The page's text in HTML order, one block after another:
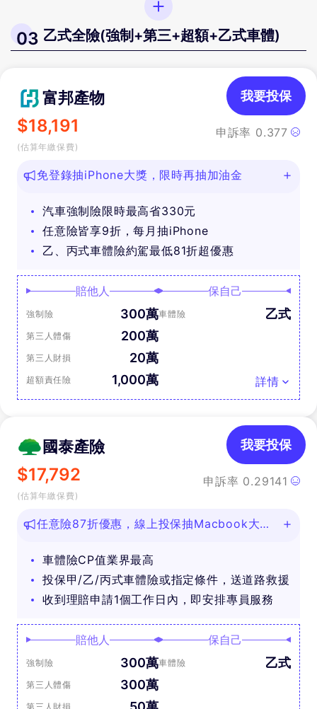
03 乙式全險(強制+第三+超額+乙式車體)
富邦產物
$18,191
(估算年繳保費)
申訴率 0.377
我要投保
免登錄抽iPhone大獎，限時再抽加油金
汽車強制險限時最高省330元
任意險皆享9折，每月抽iPhone
乙、丙式車體險約駕最低81折超優惠
賠他人
強制險 300萬
第三人體傷 200萬
第三人財損 20萬
超額責任險 1,000萬
保自己
車體險 乙式
詳情
國泰產險
$17,792
(估算年繳保費)
申訴率 0.29141
我要投保
任意險87折優惠，線上投保抽Macbook大
車體險CP值業界最高
投保甲/乙/丙式車體險或指定條件，送道路救援
收到理賠申請1個工作日內，即安排專員服務
賠他人
強制險 300萬
第三人體傷 300萬
第三人財損
保自己
車體險 乙式